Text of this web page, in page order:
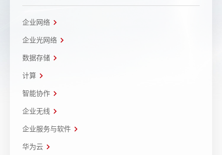
企业网络
企业光网络
数据存储
计算
智能协作
企业无线
企业服务与软件
华为云